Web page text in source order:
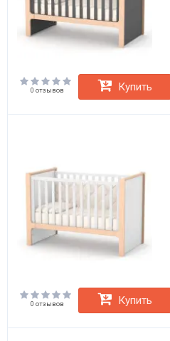
0 отзывов Купить
0 отзывов Купить